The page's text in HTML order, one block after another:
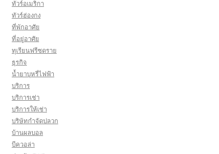
ทัวร์อเมริกา
ทัวร์ฮ่องกง
ที่พักอาศัย
ที่อยู่อาศัย
ทุเรียนฟรีซดราย
ธุรกิจ
น้ำยาบุหรี่ไฟฟ้า
บริการ
บริการเช่า
บริการให้เช่า
บริษัทกำจัดปลวก
บ้านผลบอล
บีควอล่า